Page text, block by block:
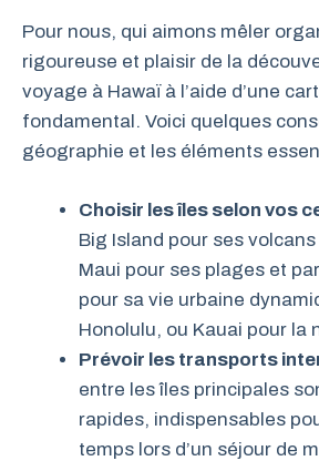
Pour nous, qui aimons mêler
rigoureuse et plaisir de la
voyage à Hawaï à l’aide d’une
fondamental. Voici quelques
géographie et les éléments
Choisir les îles selon vos
Big Island pour ses
Maui pour ses plages et
pour sa vie urbaine
Honolulu, ou Kauai pour la
Prévoir les transports
entre les îles principales
rapides, indispensables
temps lors d’un séjour de